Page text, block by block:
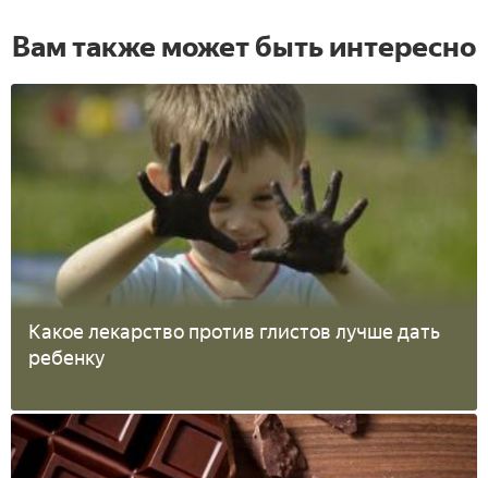
Вам также может быть интересно
Какое лекарство против глистов лучше дать
ребенку